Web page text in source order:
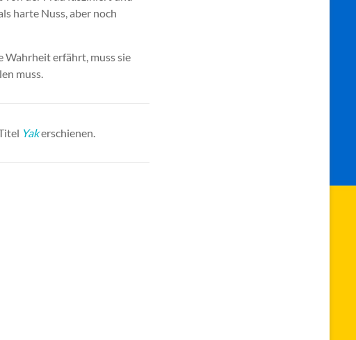
harte Nuss, aber noch
Wahrheit erfährt, muss sie
muss.
Yakerschienen.